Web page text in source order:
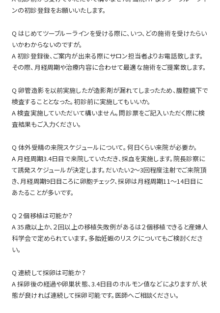
ンの初診登録をお願いいたします。
Q はじめてツーブルーラインを受ける際に、いつ、どの施術を受けたらい
いかわからないのですが。
A 初診登録後、ご案内が出来る際にサロン担当者よりお電話致します。
その際、月経周期や治療内容に合わせて最適な施術をご提案致します。
Q 卵管造影を以前実施したが造影剤が漏れてしまったため、腹腔鏡下で
検査することとなった。初診前に実施してもいいか。
A 検査実施していただいて構いません。問診票をご記入いただく際に検
査結果もご入力ください。
Q 体外受精の来院スケジュールについて。何日くらい来院が必要か。
A 月経周期3.4日目で来院していただき、採血を実施します。院長診察に
て誘発スケジュールが決定します。だいたい2～3回程度注射でご来院頂
き、月経周期9日目ころに卵胞チェック、採卵は月経周期11～14日目に
あたることが多いです。
Q ２個移植は可能か？
A 35歳以上か、２回以上の移植失敗例があるは２個移植できると産婦人
科学会で定められています。多胎妊娠のリスクについてもご検討くださ
い。
Q 連続して採卵は可能か？
A 採卵後の経過や卵巣状態、3.4日目のホルモン値などによりますが、状
態が良ければ連続して採卵可能です。医師へご相談ください。